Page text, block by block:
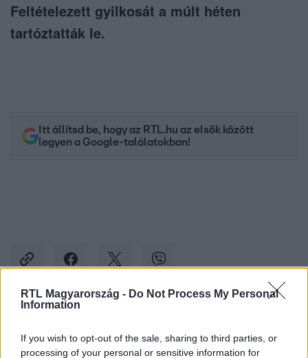
RTL Magyarország - Do Not Process My Personal
Information
If you wish to opt-out of the sale, sharing to third parties, or
processing of your personal or sensitive information for
Feltételezett gyilkosát a múlt héten
tartóztatták le.
Itt állítsd be, hogy az RTL.hu az elsők között
legyen a Google-találatokban!
Facebookon is!